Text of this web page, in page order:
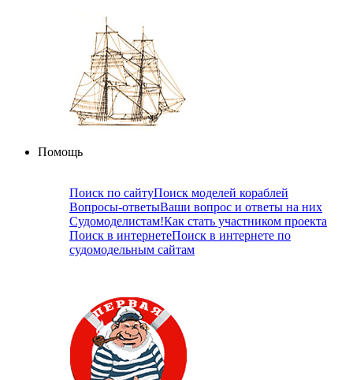
Помощь
Поиск по сайтуПоиск моделей кораблей
Вопросы-ответыВаши вопрос и ответы на них
Судомоделистам!Как стать участником проекта
Поиск в интернетеПоиск в интернете по
судомодельным сайтам